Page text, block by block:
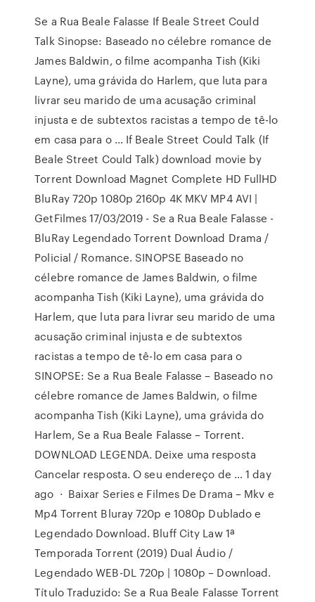
Se a Rua Beale Falasse If Beale Street Could
Talk Sinopse: Baseado no célebre romance de
James Baldwin, o filme acompanha Tish (Kiki
Layne), uma grávida do Harlem, que luta para
livrar seu marido de uma acusação criminal
injusta e de subtextos racistas a tempo de tê-lo
em casa para o … If Beale Street Could Talk (If
Beale Street Could Talk) download movie by
Torrent Download Magnet Complete HD FullHD
BluRay 720p 1080p 2160p 4K MKV MP4 AVI |
GetFilmes 17/03/2019 - Se a Rua Beale Falasse -
BluRay Legendado Torrent Download Drama /
Policial / Romance. SINOPSE Baseado no
célebre romance de James Baldwin, o filme
acompanha Tish (Kiki Layne), uma grávida do
Harlem, que luta para livrar seu marido de uma
acusação criminal injusta e de subtextos
racistas a tempo de tê-lo em casa para o
SINOPSE: Se a Rua Beale Falasse – Baseado no
célebre romance de James Baldwin, o filme
acompanha Tish (Kiki Layne), uma grávida do
Harlem, Se a Rua Beale Falasse – Torrent.
DOWNLOAD LEGENDA. Deixe uma resposta
Cancelar resposta. O seu endereço de … 1 day
ago · Baixar Series e Filmes De Drama – Mkv e
Mp4 Torrent Bluray 720p e 1080p Dublado e
Legendado Download. Bluff City Law 1ª
Temporada Torrent (2019) Dual Áudio /
Legendado WEB-DL 720p | 1080p – Download.
Título Traduzido: Se a Rua Beale Falasse Torrent